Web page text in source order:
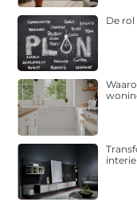
De rol